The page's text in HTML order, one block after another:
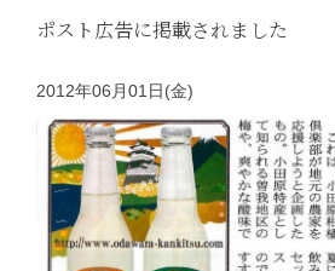
ポスト広告に掲載されました
2012年06月01日(金)